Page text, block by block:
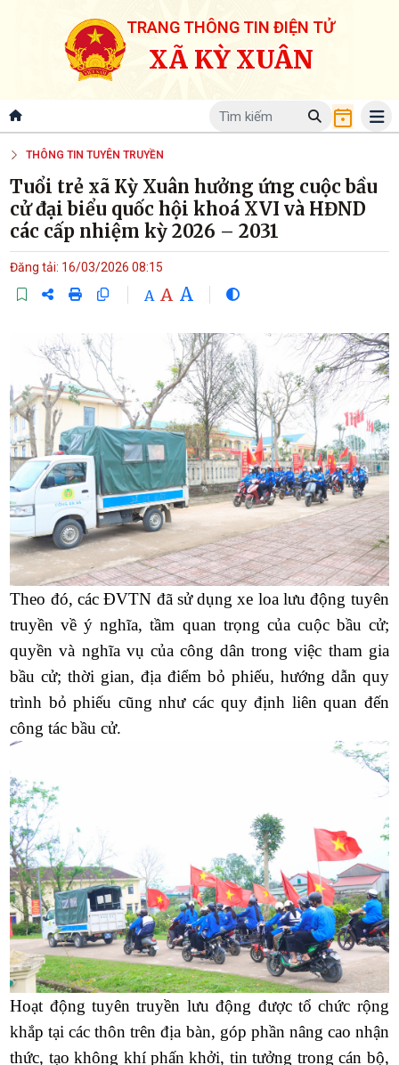
TRANG THÔNG TIN ĐIỆN TỬ
XÃ KỲ XUÂN
THÔNG TIN TUYÊN TRUYỀN
Tuổi trẻ xã Kỳ Xuân hưởng ứng cuộc bầu
cử đại biểu quốc hội khoá XVI và HĐND
các cấp nhiệm kỳ 2026 – 2031
Đăng tải: 16/03/2026 08:15
A A A
Theo đó, các ĐVTN đã sử dụng xe loa lưu động tuyên
truyền về ý nghĩa, tầm quan trọng của cuộc bầu cử;
quyền và nghĩa vụ của công dân trong việc tham gia
bầu cử; thời gian, địa điểm bỏ phiếu, hướng dẫn quy
trình bỏ phiếu cũng như các quy định liên quan đến
công tác bầu cử.
Hoạt động tuyên truyền lưu động được tổ chức rộng
khắp tại các thôn trên địa bàn, góp phần nâng cao nhận
thức, tạo không khí phấn khởi, tin tưởng trong cán bộ,